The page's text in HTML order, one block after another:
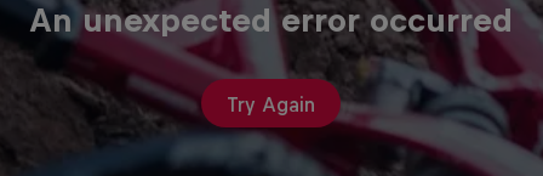
An unexpected error occurred
Try Again